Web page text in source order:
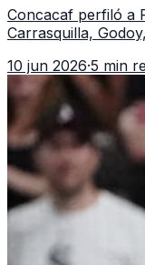
Concacaf perfiló a
Carrasquilla,
Inglaterra, Croacia y
10 jun 2026·5 min